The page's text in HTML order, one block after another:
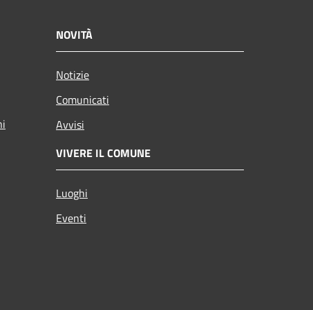
NOVITÀ
Notizie
Comunicati
Avvisi
VIVERE IL COMUNE
Luoghi
Eventi